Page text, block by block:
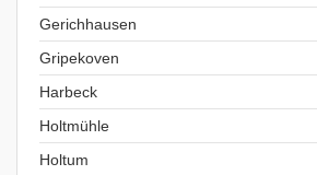
Gerichhausen
Gripekoven
Harbeck
Holtmühle
Holtum